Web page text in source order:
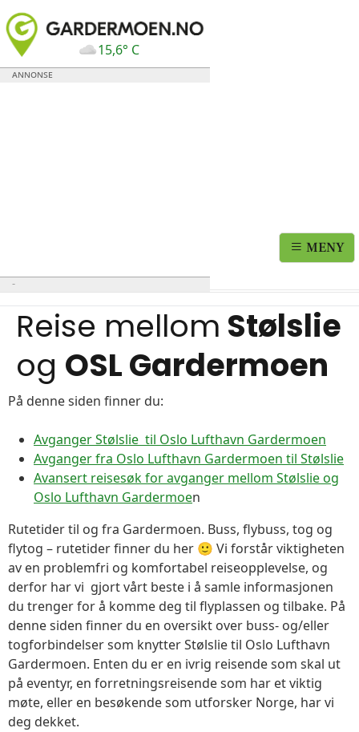
15,6° C
MENY
Reise mellom Stølslie
og OSL Gardermoen
På denne siden finner du:
Avganger Stølslie til Oslo Lufthavn Gardermoen
Avganger fra Oslo Lufthavn Gardermoen til Stølslie
Avansert reisesøk for avganger mellom Stølslie og
Oslo Lufthavn Gardermoen
Rutetider til og fra Gardermoen. Buss, flybuss, tog og
flytog – rutetider finner du her 🙂 Vi forstår viktigheten
av en problemfri og komfortabel reiseopplevelse, og
derfor har vi gjort vårt beste i å samle informasjonen
du trenger for å komme deg til flyplassen og tilbake. På
denne siden finner du en oversikt over buss- og/eller
togforbindelser som knytter Stølslie til Oslo Lufthavn
Gardermoen. Enten du er en ivrig reisende som skal ut
på eventyr, en forretningsreisende som har et viktig
møte, eller en besøkende som utforsker Norge, har vi
deg dekket.